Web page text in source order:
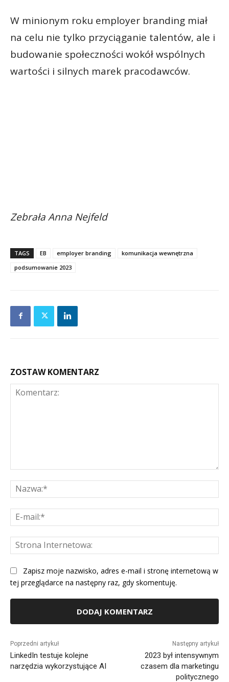
W minionym roku employer branding miał
na celu nie tylko przyciąganie talentów, ale i
budowanie społeczności wokół wspólnych
wartości i silnych marek pracodawców.
Zebrała Anna Nejfeld
TAGS EB employer branding
komunikacja wewnętrzna
podsumowanie 2023
ZOSTAW KOMENTARZ
Zapisz moje nazwisko, adres e-mail i stronę internetową w
tej przeglądarce na następny raz, gdy skomentuję.
Poprzedni artykuł
LinkedIn testuje kolejne
narzędzia wykorzystujące AI
Następny artykuł
2023 był intensywnym
czasem dla marketingu
politycznego